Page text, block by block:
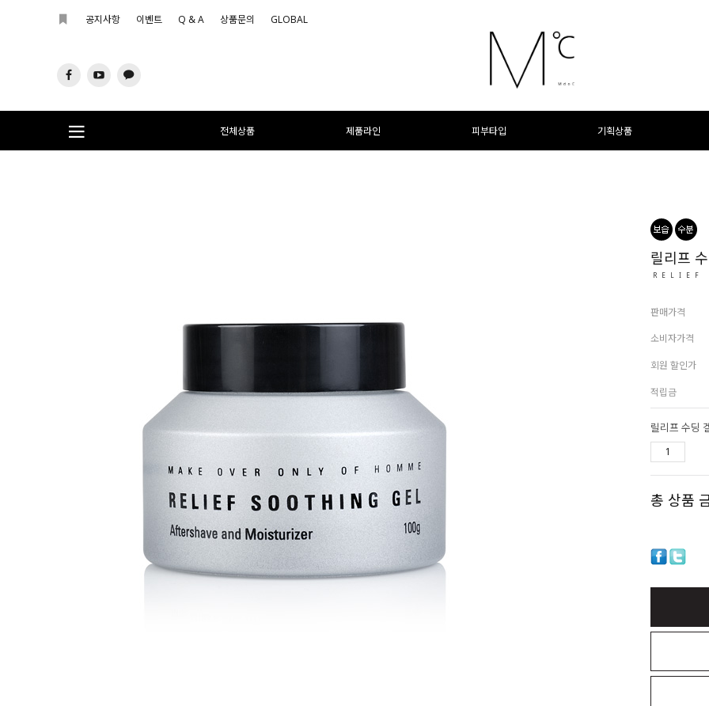
공지사항 이벤트 Q & A 상품문의 GLOBAL
전체상품 제품라인 피부타입 기획상품
릴리프
RELIEF
판매가격
소비자가격
회원 할인가
적립금
릴리프 수딩
총 상품